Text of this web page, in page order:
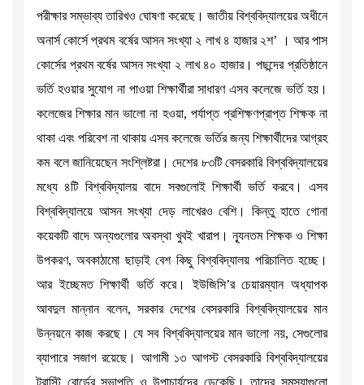
পরীক্ষার সম্ভাব্য তারিখও ঘোষণা করেছে। জাতীয় বিশ্ববিদ্যালয়ের অধীনে
অনার্স কোর্সে প্রথম বর্ষের আসন সংখ্যা ২ লাখ ৪ হাজার ২শ’ । আর পাস
কোর্সের প্রথম বর্ষের আসন সংখ্যা ২ লাখ ৪০ হাজার। পছন্দের প্রতিষ্ঠানে
ভর্তি হওয়ার সুযোগ না পাওয়া শিক্ষার্থীরা সাধারণ এসব কলেজে ভর্তি হয়।
কলেজের শিক্ষার মান ভালো না হওয়া, পর্যাপ্ত প্রশিক্ষণপ্রাপ্ত শিক্ষক না
থাকা এবং পরিবেশ না থাকায় এসব কলেজে ভর্তির জন্য শিক্ষার্থীদের আগ্রহ
কম বলে জানিয়েছেন সংশ্লিষ্টরা। দেশের ৮৩টি বেসরকারি বিশ্ববিদ্যালয়ের
মধ্যে ৪টি বিশ্ববিদ্যালয় বাদে সবগুলোই শিক্ষার্থী ভর্তি করবে। এসব
বিশ্ববিদ্যালয়ে আসন সংখ্যা দেড় লাখেরও বেশি। কিন্তু হাতে গোনা
কয়েকটি বাদে অন্যগুলোর অবস্থা খুবই খারাপ। ন্যূনতম শিক্ষক ও শিক্ষা
উপকরণ, অবকাঠামো ছাড়াই বেশ কিছু বিশ্ববিদ্যালয় পরিচালিত হচ্ছে।
আর ইচ্ছেমত শিক্ষার্থী ভর্তি করে। ইউজিসি’র চেয়ারম্যান অধ্যাপক
আবদুল মান্নান বলেন, সরকার দেশের বেসরকারি বিশ্ববিদ্যালয়ের মান
উন্নয়নে কাজ করছে। যে সব বিশ্ববিদ্যালয়ের মান ভালো নয়, সেগুলোর
ব্যাপারে সজাগ রয়েছে। আগামী ১৩ আগস্ট বেসরকারি বিশ্ববিদ্যালয়ের
ট্রাস্টি বোর্ডের সভাপতি ও উপাচার্যদের ডেকেছি। তাদের সমস্যাগুলো